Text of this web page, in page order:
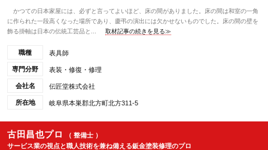
かつての日本家屋には、必ずと言ってよいほど、床の間がありました。床の間は和室の一角
に作られた一段高くなった場所であり、慶弔の演出には欠かせないものでした。床の間の壁を
飾る掛軸は日本の伝統工芸品と...
取材記事の続きを見る≫
職種 表具師
専門分野 表装・修復・修理
会社名 伝匠堂株式会社
所在地 岐阜県本巣郡北方町北方311-5
古田昌也プロ
（ 整備士 ）
サービス業の視点と職人技術を兼ね備える鈑金塗装修理のプロ